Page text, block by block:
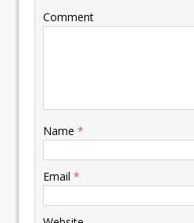
Comment
Name *
Email *